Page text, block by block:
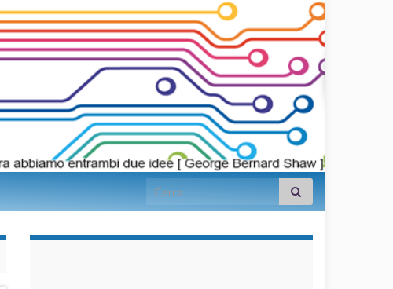
Search for: